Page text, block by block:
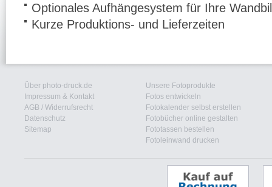
Optionales Aufhängesystem für Ihre
Kurze Produktions- und Lieferzeiten
Über photo-druck.de
Impressum & Kontakt
AGB / Widerrufsrecht
Datenschutz
Sitemap
Unsere Fotoprodukte
Fotos entwickeln
Fotokalender selbst erstellen
Fotobücher online gestalten
Fototassen bestellen
Fotoleinwand drucken